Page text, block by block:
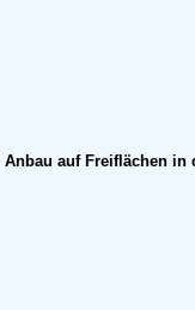
Anbau auf Freiflächen in